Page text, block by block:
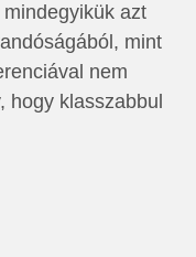
azt
mint
nem
hogy klasszabbul